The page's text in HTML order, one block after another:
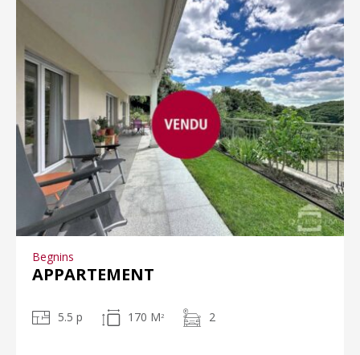
Begnins
APPARTEMENT
5.5 p 170 M 2 2